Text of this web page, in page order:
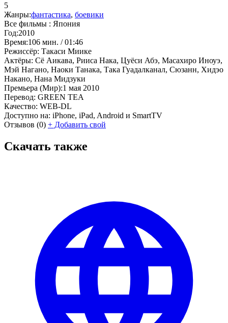
5
Жанры:фантастика, боевики
Все фильмы : Япония
Год:2010
Время:106 мин. / 01:46
Режиссёр: Такаси Миике
Актёры: Сё Аикава, Рииса Нака, Цуёси Абэ, Масахиро Иноуэ,
Мэй Нагано, Наоки Танака, Така Гуадалканал, Сюзанн, Хидэо
Накано, Нана Мидзуки
Премьера (Мир):1 мая 2010
Перевод: GREEN TEA
Качество: WEB-DL
Доступно на: iPhone, iPad, Android и SmartTV
Отзывов (0) + Добавить свой
Скачать также